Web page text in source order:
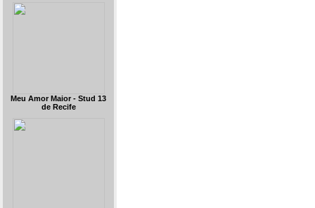
Meu Amor Maior - Stud 13
de Recife